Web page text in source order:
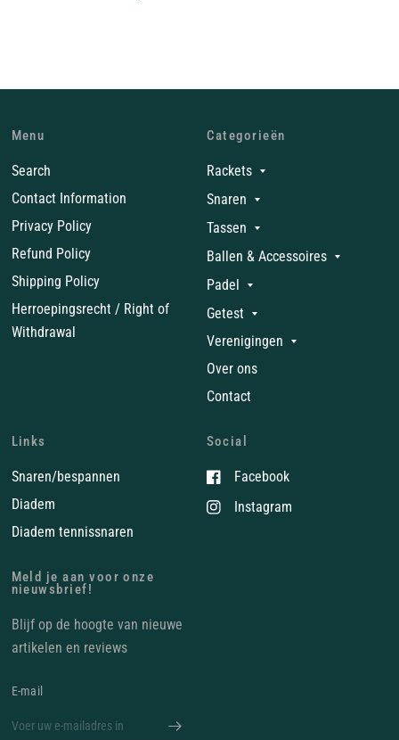
Menu
Search
Contact Information
Privacy Policy
Refund Policy
Shipping Policy
Herroepingsrecht / Right of
Withdrawal
Categorieën
Rackets
Snaren
Tassen
Ballen & Accessoires
Padel
Getest
Verenigingen
Over ons
Contact
Links
Snaren/bespannen
Diadem
Diadem tennissnaren
Social
Facebook
Instagram
Meld je aan voor onze
nieuwsbrief!
Blijf op de hoogte van nieuwe
artikelen en reviews
E‑mail